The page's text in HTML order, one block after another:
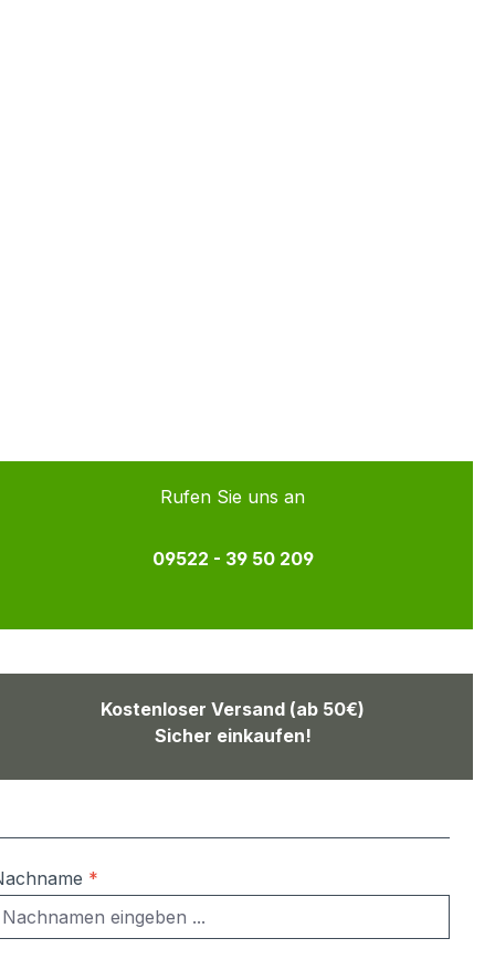
Rufen Sie uns an
09522 - 39 50 209
Kostenloser Versand (ab 50€)
Sicher einkaufen!
*